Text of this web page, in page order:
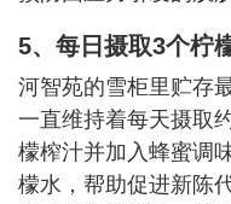
5、每日摄取3个柠
河智苑的雪柜里贮存
一直维持着每天摄取
檬榨汁并加入蜂蜜调
檬水，帮助促进新陈